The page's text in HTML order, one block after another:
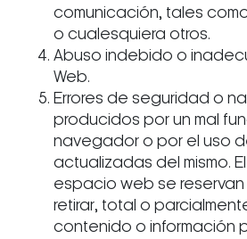
comunicación, tales
o cualesquiera otros.
Abuso indebido o
Web.
Errores de seguridad o
producidos por un mal
navegador o por el uso
actualizadas del mismo.
espacio web se
retirar, total o
contenido o información